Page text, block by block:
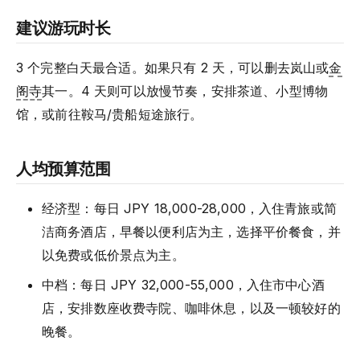
建议游玩时长
3 个完整白天最合适。如果只有 2 天，可以删去岚山或金
阁寺其一。4 天则可以放慢节奏，安排茶道、小型博物
馆，或前往鞍马/贵船短途旅行。
人均预算范围
经济型：每日 JPY 18,000-28,000，入住青旅或简
洁商务酒店，早餐以便利店为主，选择平价餐食，并
以免费或低价景点为主。
中档：每日 JPY 32,000-55,000，入住市中心酒
店，安排数座收费寺院、咖啡休息，以及一顿较好的
晚餐。